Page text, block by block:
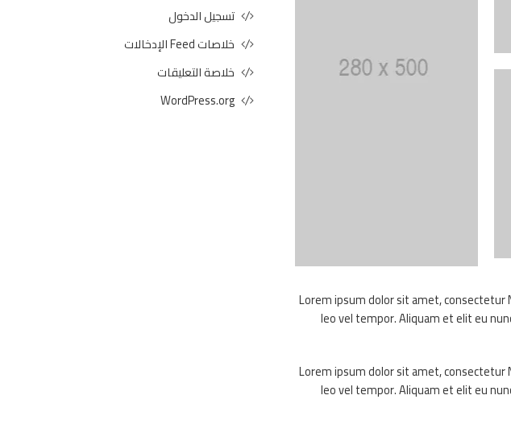
Lorem ipsum dolor sit amet, consectetur
leo vel tempor. Aliquam et elit eu
Lorem ipsum dolor sit amet, consectetur
leo vel tempor. Aliquam et elit eu
تسجيل الدخول
خلاصات Feed الإدخالات
خلاصة التعليقات
WordPress.org